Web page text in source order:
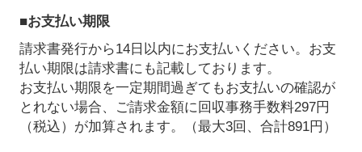
■お支払い期限
請求書発行から14日以内にお支払いください。お支
払い期限は請求書にも記載しております。
お支払い期限を一定期間過ぎてもお支払いの確認が
とれない場合、ご請求金額に回収事務手数料297円
（税込）が加算されます。（最大3回、合計891円）